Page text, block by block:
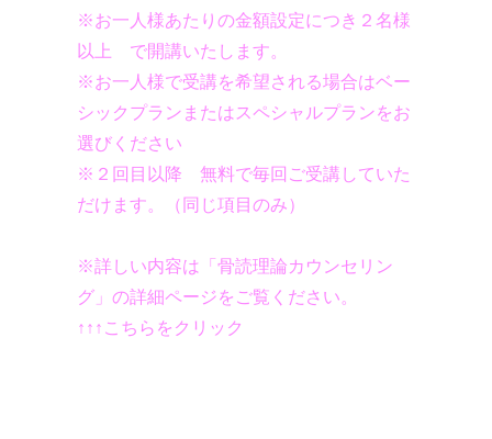
​​※お一人様あたりの金額設定につき２名様
以上 で開講いたします。​
​​※お一人様で受講を希望される場合はベー
シックプランまたはスペシャルプランをお
選びください​
​​※２回目以降 無料で毎回ご受講していた
だけます。（同じ項目のみ）​
※詳しい内容は「骨読理論カウンセリン
グ」の詳細ページをご覧ください。
↑↑↑こちらをクリック